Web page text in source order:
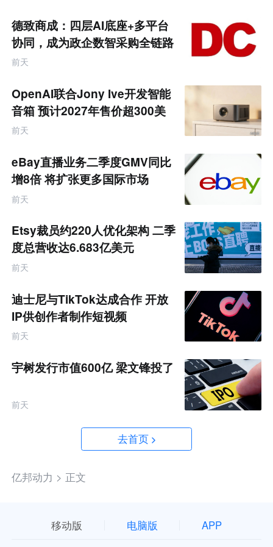
德致商成：四层AI底座+多平台
协同，成为政企数智采购全链路
服务商
前天
OpenAI联合Jony Ive开发智能
音箱 预计2027年售价超300美
元
前天
eBay直播业务二季度GMV同比
增8倍 将扩张更多国际市场
前天
Etsy裁员约220人优化架构 二季
度总营收达6.683亿美元
前天
迪士尼与TikTok达成合作 开放
IP供创作者制作短视频
前天
宇树发行市值600亿 梁文锋投了
前天
去首页
亿邦动力 > 正文
移动版 电脑版 APP